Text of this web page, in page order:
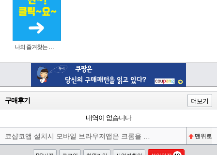
나의 즐겨찾는 상품 리스트로 편리하게 주문하세요~(쿠팡 다이나믹 배너)
구매후기 더보기
내역이 없습니다
코샵코앱 설치시 모바일 브라우저앱은 크롬을 권장합니다^^ 맨위로